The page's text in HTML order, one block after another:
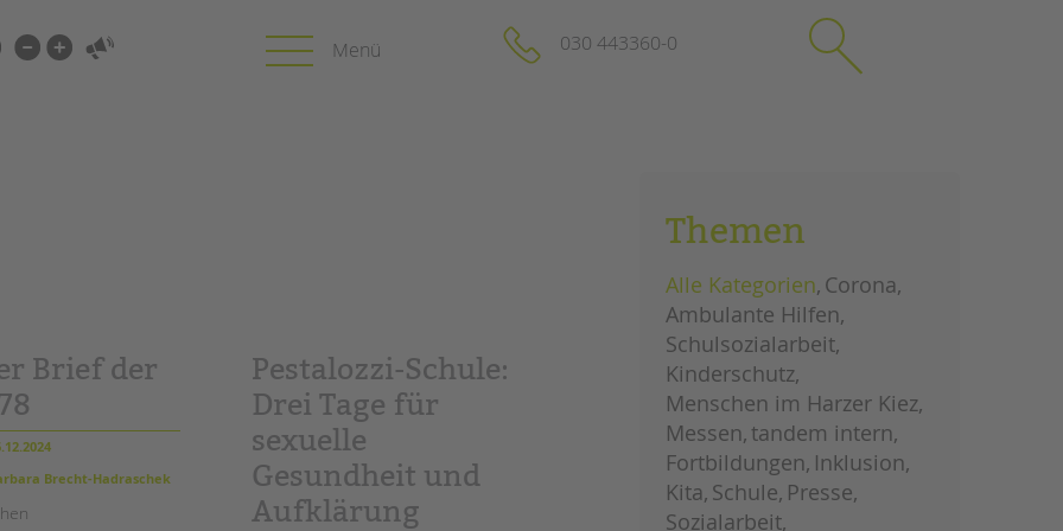
Gesellschafter VdK
schoolcoach BTL
tandem international
NEWS/BLOG
PRESSE
Impressum
Datenschutz
Hinweisgebersystem
Intranet
schließen
030 443360-0
Suchen
Brief der
Brecht-Hadraschek
Pestalozzi-Schule:
Drei Tage für
sexuelle
Gesundheit und
Aufklärung
Themen
Alle Kategorien Corona
Ambulante Hilfen
Schulsozialarbeit
Kinderschutz
Menschen im Harzer Kiez
Messen tandem intern
Fortbildungen Inklusion
Kita Schule Presse
Sozialarbeit